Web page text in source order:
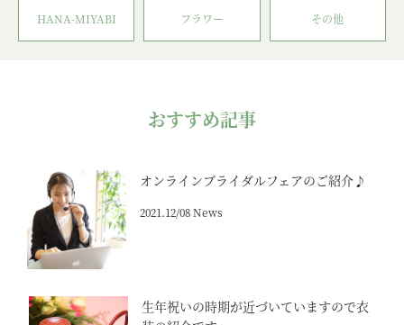
HANA-MIYABI フラワー その他
おすすめ記事
オンラインブライダルフェアのご紹介♪
2021.12/08 News
生年祝いの時期が近づいていますので衣